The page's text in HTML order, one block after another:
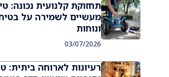
תחזוקת קלנועית נכונה:
מעשיים לשמירה על
ונוחות
03/07/2026
רעיונות לארוחה ביתית: